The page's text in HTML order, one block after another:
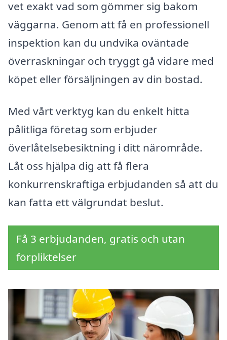
vet exakt vad som gömmer sig bakom
väggarna. Genom att få en professionell
inspektion kan du undvika oväntade
överraskningar och tryggt gå vidare med
köpet eller försäljningen av din bostad.
Med vårt verktyg kan du enkelt hitta
pålitliga företag som erbjuder
överlåtelsebesiktning i ditt närområde.
Låt oss hjälpa dig att få flera
konkurrenskraftiga erbjudanden så att du
kan fatta ett välgrundat beslut.
Få 3 erbjudanden, gratis och utan
förpliktelser